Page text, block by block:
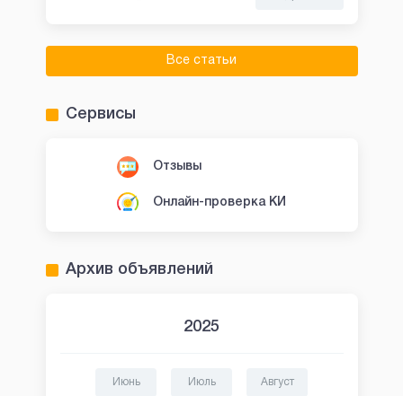
Все статьи
Сервисы
Отзывы
Онлайн-проверка КИ
Архив объявлений
2025
Июнь Июль Август